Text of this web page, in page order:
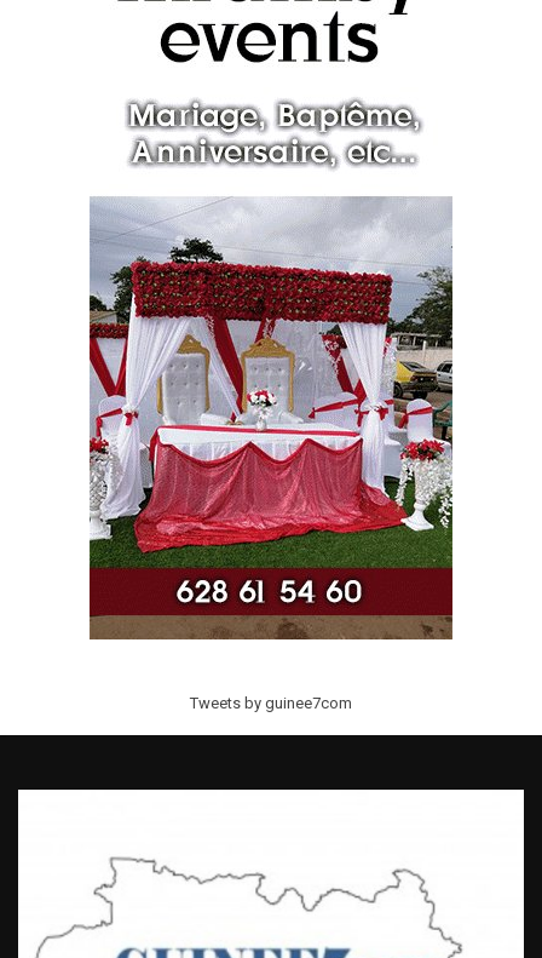
Tweets by guinee7com